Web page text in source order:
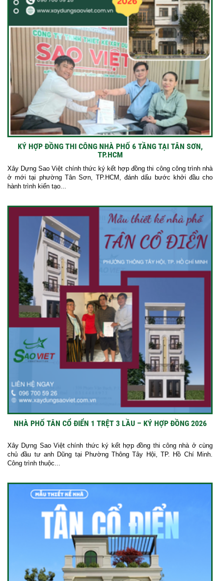
KÝ HỢP ĐỒNG THI CÔNG NHÀ PHỐ 6 TẦNG TẠI TÂN SƠN,
TP.HCM
Xây Dựng Sao Việt chính thức ký kết hợp đồng thi công công trình nhà
ở mới tại phường Tân Sơn, TP.HCM, đánh dấu bước khởi đầu cho
hành trình kiến tạo...
NHÀ PHỐ TÂN CỔ ĐIỂN 1 TRỆT 3 LẦU – KÝ HỢP ĐỒNG 2026
Xây Dựng Sao Việt chính thức ký kết hợp đồng thi công nhà ở cùng
chủ đầu tư anh Dũng tại Phường Thông Tây Hội, TP. Hồ Chí Minh.
Công trình thuộc...